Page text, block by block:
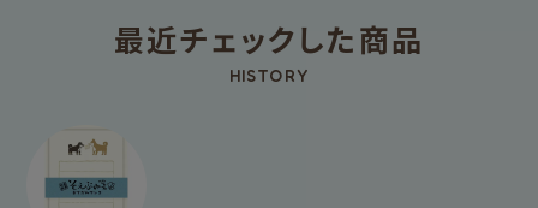
最近チェックした商品
HISTORY